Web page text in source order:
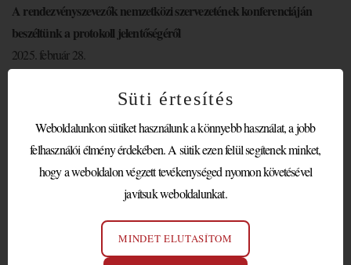
A rendezvényszevezők nemzetközi szervezetének konferenciáján
beszéltünk a protokoll jelentőségéről
2025. február 28.
CORPORATE EVENT
ORGANIZERS magyarországi
szervezete február 28-án a
tartotta a 2025. évi évesUNICEO Leaders Forum
Süti értesítés
Weboldalunkon sütiket használunk a könnyebb használat, a jobb
felhasználói élmény érdekében. A sütik ezen felül segítenek minket,
hogy a weboldalon végzett tevékenységed nyomon követésével
javítsuk weboldalunkat.
MINDET ELUTASÍTOM